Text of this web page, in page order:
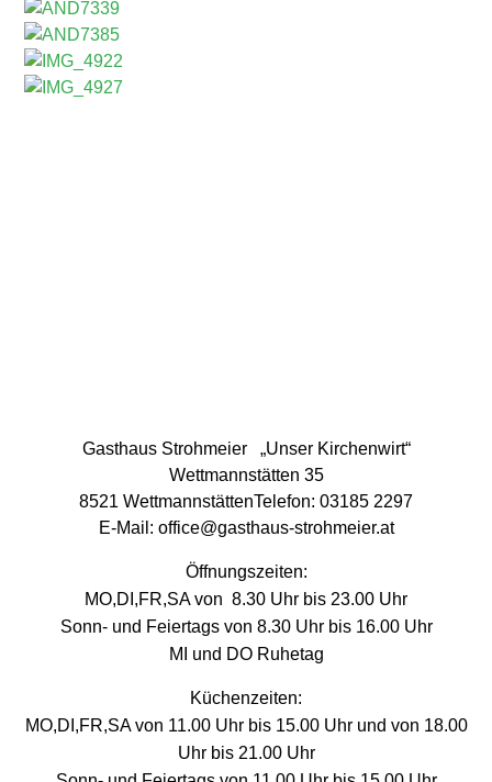
Gasthaus Strohmeier „Unser Kirchenwirt“
Wettmannstätten 35
8521 WettmannstättenTelefon: 03185 2297
E-Mail: office@gasthaus-strohmeier.at
Öffnungszeiten:
MO,DI,FR,SA von 8.30 Uhr bis 23.00 Uhr
Sonn- und Feiertags von 8.30 Uhr bis 16.00 Uhr
MI und DO Ruhetag
Küchenzeiten:
MO,DI,FR,SA von 11.00 Uhr bis 15.00 Uhr und von 18.00
Uhr bis 21.00 Uhr